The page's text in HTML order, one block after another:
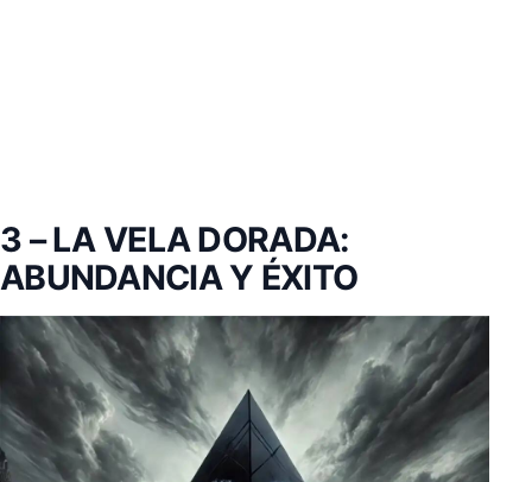
3 – LA VELA DORADA:
ABUNDANCIA Y ÉXITO